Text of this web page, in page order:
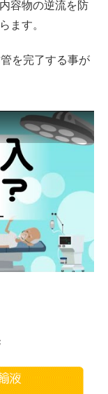
容物の逆流を防
ます。
を完了する事が